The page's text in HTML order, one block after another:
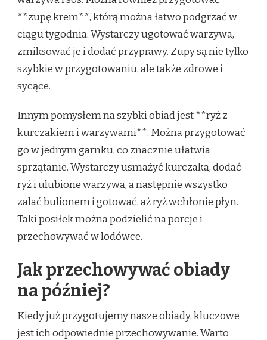
**zupę krem**, którą można łatwo podgrzać w
ciągu tygodnia. Wystarczy ugotować warzywa,
zmiksować je i dodać przyprawy. Zupy są nie tylko
szybkie w przygotowaniu, ale także zdrowe i
sycące.
Innym pomysłem na szybki obiad jest **ryż z
kurczakiem i warzywami**. Można przygotować
go w jednym garnku, co znacznie ułatwia
sprzątanie. Wystarczy usmażyć kurczaka, dodać
ryż i ulubione warzywa, a następnie wszystko
zalać bulionem i gotować, aż ryż wchłonie płyn.
Taki posiłek można podzielić na porcje i
przechowywać w lodówce.
Jak przechowywać obiady
na później?
Kiedy już przygotujemy nasze obiady, kluczowe
jest ich odpowiednie przechowywanie. Warto